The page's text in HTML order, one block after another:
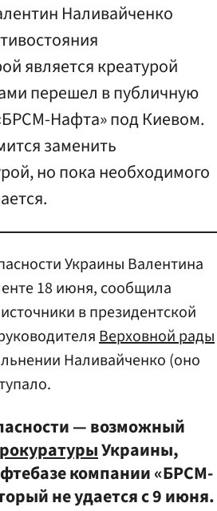
Наливайченко
является креатурой
перешел в публичную
Нафта» под Киевом.
заменить
но пока необходимого
Украины Валентина
18 июня, сообщила
в президентской
Верховной рады
Наливайченко (оно
— возможный
Украины,
компании «БРСМ-
не удается с 9 июня.